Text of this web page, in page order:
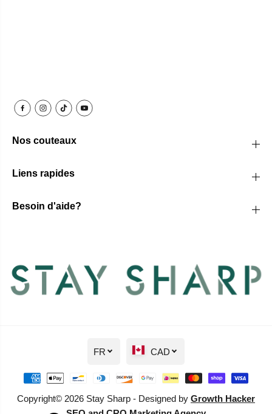
Nos couteaux
Liens rapides
Besoin d'aide?
Copyright© 2026 Stay Sharp - Designed by Growth Hacker
FR CAD